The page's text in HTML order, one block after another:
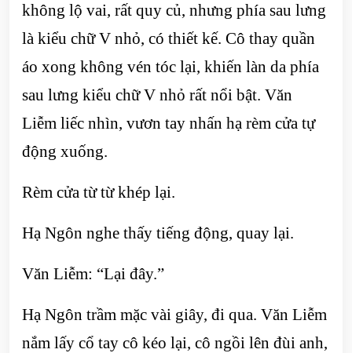
không lộ vai, rất quy củ, nhưng phía sau lưng
là kiểu chữ V nhỏ, có thiết kế. Cô thay quần
áo xong không vén tóc lại, khiến làn da phía
sau lưng kiểu chữ V nhỏ rất nổi bật. Văn
Liễm liếc nhìn, vươn tay nhấn hạ rèm cửa tự
động xuống.
Rèm cửa từ từ khép lại.
Hạ Ngôn nghe thấy tiếng động, quay lại.
Văn Liễm: “Lại đây.”
Hạ Ngôn trầm mặc vài giây, đi qua. Văn Liễm
nắm lấy cổ tay cô kéo lại, cô ngồi lên đùi anh,